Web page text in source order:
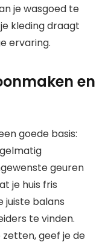
je wasgoed te
kleding draagt
ervaring.
en
goede basis:
geuren
je huis fris
juiste balans
te vinden.
geef je de